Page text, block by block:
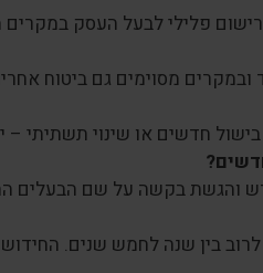
פלילי לבעל העסק במקרים
ובמקרים מסוימים גם ביטוח
חדשים או שינוי תשתיתי –
והגשת בקשה על שם הבעלים
בין שנה לחמש שנים.